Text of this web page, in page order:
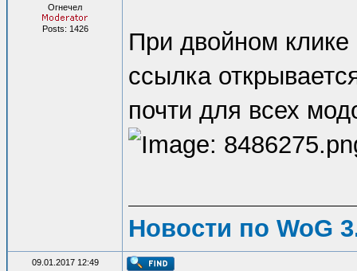
Огнечел
Posts: 1426
При двойном
ссылка
почти для всех
Новости по WoG
09.01.2017 12:49